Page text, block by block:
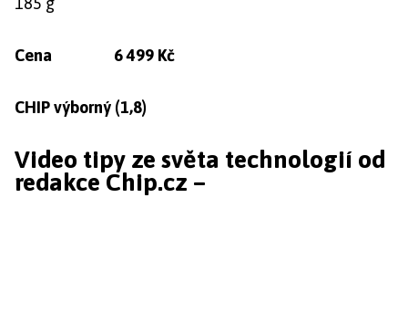
Cena 6 499 Kč
CHIP výborný (1,8)
Video tipy ze světa technologií od
redakce Chip.cz –